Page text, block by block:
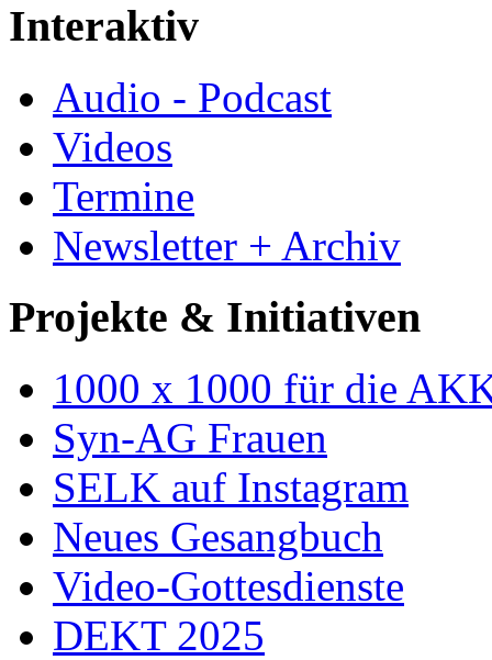
Interaktiv
Audio - Podcast
Videos
Termine
Newsletter + Archiv
Projekte & Initiativen
1000 x 1000 für die
Syn-AG Frauen
SELK auf Instagram
Neues Gesangbuch
Video-Gottesdienste
DEKT 2025